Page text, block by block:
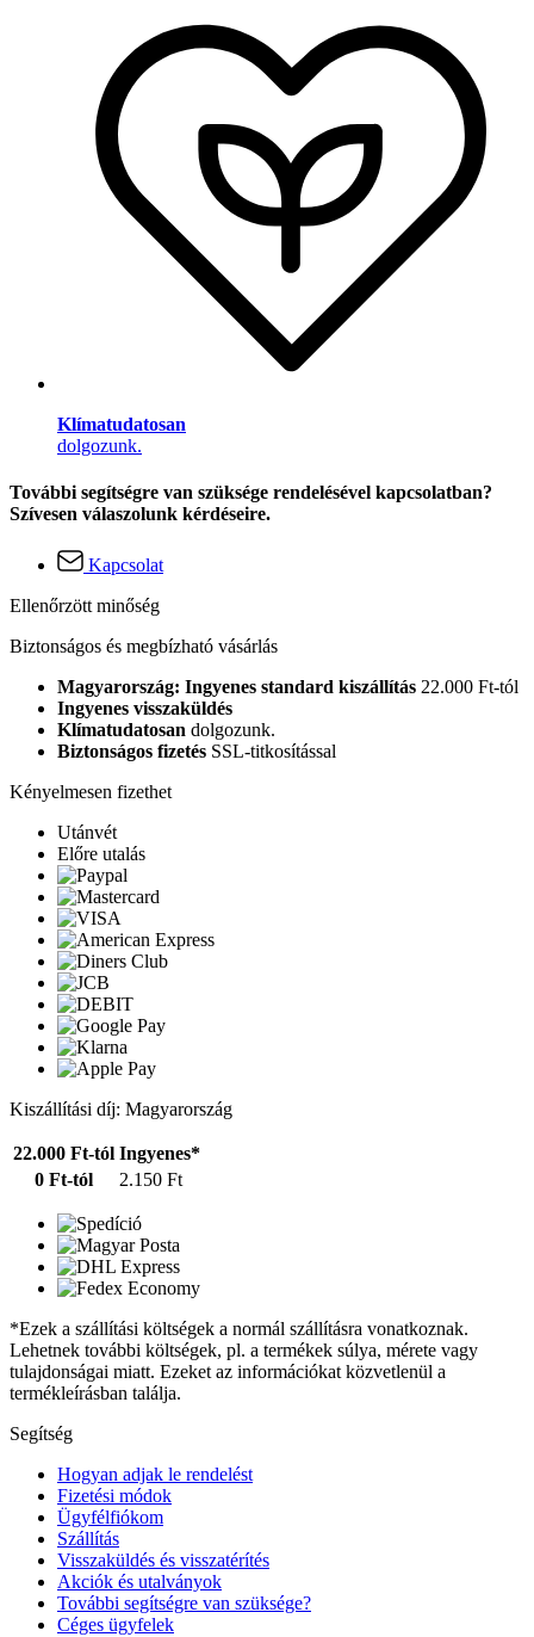
Klímatudatosan
dolgozunk.
További segítségre van szüksége rendelésével kapcsolatban?
Szívesen válaszolunk kérdéseire.
Kapcsolat
Ellenőrzött minőség
Biztonságos és megbízható vásárlás
Magyarország: Ingyenes standard kiszállítás 22.000 Ft-tól
Ingyenes visszaküldés
Klímatudatosan dolgozunk.
Biztonságos fizetés SSL-titkosítással
Kényelmesen fizethet
Utánvét
Előre utalás
Kiszállítási díj: Magyarország
22.000 Ft-tól Ingyenes*
0 Ft-tól
2.150 Ft
*Ezek a szállítási költségek a normál szállításra vonatkoznak.
Lehetnek további költségek, pl. a termékek súlya, mérete vagy
tulajdonságai miatt. Ezeket az információkat közvetlenül a
termékleírásban találja.
Segítség
Hogyan adjak le rendelést
Fizetési módok
Ügyfélfiókom
Szállítás
Visszaküldés és visszatérítés
Akciók és utalványok
További segítségre van szüksége?
Céges ügyfelek